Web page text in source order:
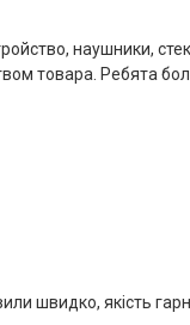
наушники,
товара. Ребята
швидко, якість